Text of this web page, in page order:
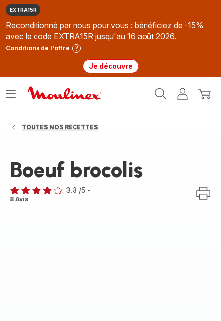
EXTRA15R
Reconditionné par nous pour vous : bénéficiez de -15%
avec le code EXTRA15R jusqu'au 16 août 2026.
Conditions de l'offre
Je découvre
MonMon
Ouvrir
TOUTES NOS RECETTES
Boeuf brocolis
ratings.3.8
3.8 /5 -
8 Avis